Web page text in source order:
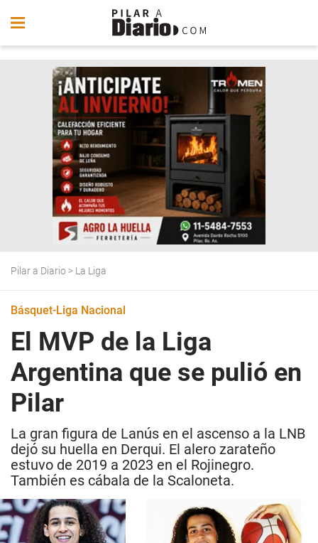
Pilar a Diario > La Liga
Básquet-Liga Nacional
El MVP de la Liga
Argentina que se pulió en
Pilar
La gran figura de Lanús en el ascenso a la LNB
dejó su huella en Derqui. El alero zarateño
estuvo de 2019 a 2023 en el Rojinegro.
También es cábala de la Scaloneta.